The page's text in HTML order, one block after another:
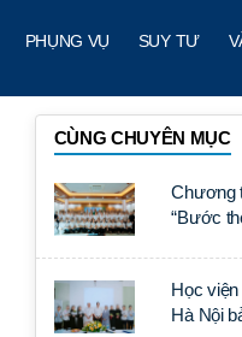
PHỤNG VỤ SUY TƯ
CÙNG CHUYÊN MỤC
Chương
“Bước
Học
Hà Nội